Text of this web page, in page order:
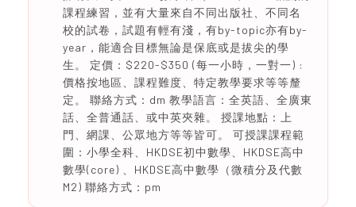
課程練習，並有大量來自不同出版社、不同名
校的試卷，試題有輕有淺，有by-topic亦有by-
year，能適合目標無論是保底或是拔尖的學
生。 定價：$220-$350 (每一小時，一對一) :
價格按地區、課程難度、特定教學要求等等釐
定。 聯絡方式：dm 教學語言：全英語、全廣東
話、全普通話、或中英夾雜。 授課地點：上
門、網課、公眾地方等等皆可。 可授課課程範
圍：小學全科、HKDSE初中數學、HKDSE高中
數學(core) 、HKDSE高中數學（微積分及代數
M2) 聯絡方式：pm